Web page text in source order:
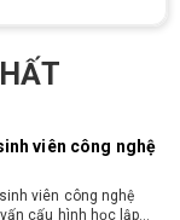
giá ổn
tính học AutoCAD
tối ưu chi phí giúp
viên công nghệ
viên công nghệ
cấu hình học lập